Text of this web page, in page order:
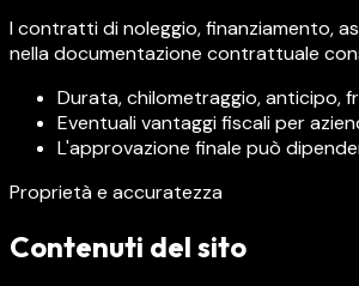
I contratti di noleggio, finanziamento,
nella documentazione contrattuale
Durata, chilometraggio, anticipo,
Eventuali vantaggi fiscali per
L'approvazione finale può
Proprietà e accuratezza
Contenuti del sito